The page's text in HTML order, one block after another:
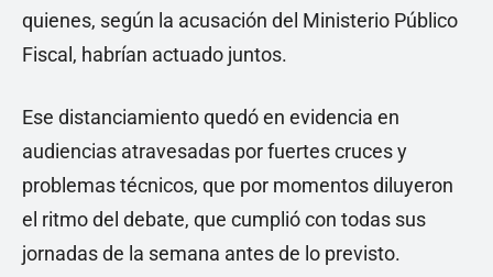
quienes, según la acusación del Ministerio Público
Fiscal, habrían actuado juntos.
Ese distanciamiento quedó en evidencia en
audiencias atravesadas por fuertes cruces y
problemas técnicos, que por momentos diluyeron
el ritmo del debate, que cumplió con todas sus
jornadas de la semana antes de lo previsto.